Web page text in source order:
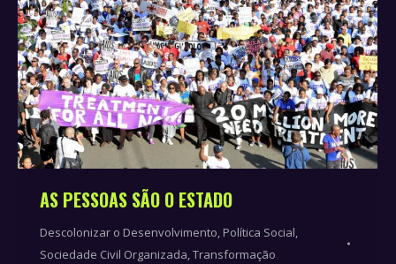
AS PESSOAS SÃO O ESTADO
Descolonizar o Desenvolvimento, Política Social,
Sociedade Civil Organizada,Transformação